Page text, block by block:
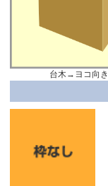
台木→ヨコ向き